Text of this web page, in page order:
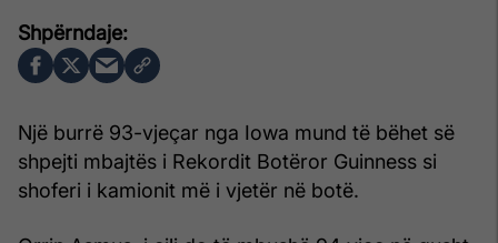
Një burrë 93-vjeçar nga Iowa mund të bëhet së
shpejti mbajtës i Rekordit Botëror Guinness si
shoferi i kamionit më i vjetër në botë.